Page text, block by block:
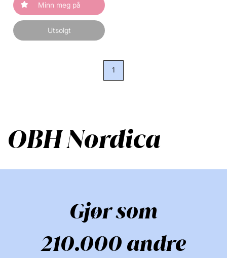
Minn meg på
Utsolgt
1
OBH Nordica
Gjør som
210.000 andre